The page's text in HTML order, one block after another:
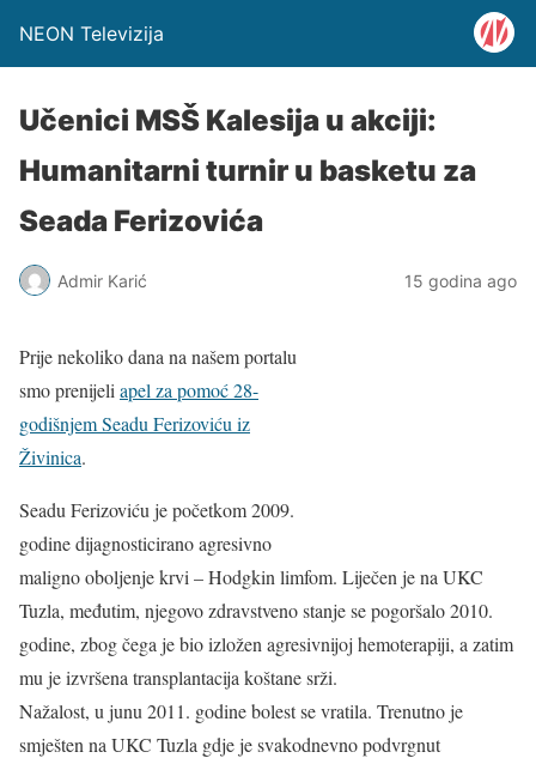
NEON Televizija
Učenici MSŠ Kalesija u akciji:
Humanitarni turnir u basketu za
Seada Ferizovića
Admir Karić 15 godina ago
Prije nekoliko dana na našem portalu
smo prenijeli apel za pomoć 28-
godišnjem Seadu Ferizoviću iz
Živinica.
Seadu Ferizoviću je početkom 2009.
godine dijagnosticirano agresivno
maligno oboljenje krvi – Hodgkin limfom. Liječen je na UKC
Tuzla, međutim, njegovo zdravstveno stanje se pogoršalo 2010.
godine, zbog čega je bio izložen agresivnijoj hemoterapiji, a zatim
mu je izvršena transplantacija koštane srži.
Nažalost, u junu 2011. godine bolest se vratila. Trenutno je
smješten na UKC Tuzla gdje je svakodnevno podvrgnut